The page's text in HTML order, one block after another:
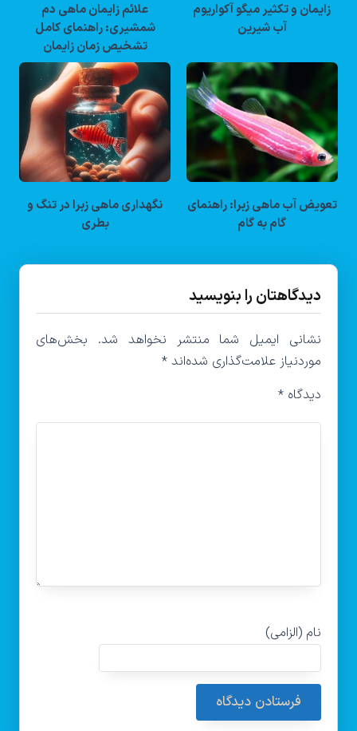
زایمان و تکثیر میگو آکواریوم
آب شیرین
علائم زایمان ماهی دم
شمشیری: راهنمای کامل
تشخیص زمان زایمان
تعویض آب ماهی زبرا: راهنمای
گام به گام
نگهداری ماهی زبرا در تنگ و
بطری
دیدگاهتان را بنویسید
نشانی ایمیل شما منتشر نخواهد شد.
بخش‌های
موردنیاز علامت‌گذاری شده‌اند*
دیدگاه*
نام (الزامی)